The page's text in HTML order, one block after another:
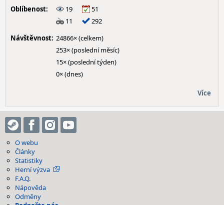
Oblíbenost:
19
51
11
292
Návštěvnost: 24866× (celkem)
253× (poslední měsíc)
15× (poslední týden)
0× (dnes)
Více
O webu
Články
Statistiky
Herní výzva
F.A.Q.
Nápověda
Odměny